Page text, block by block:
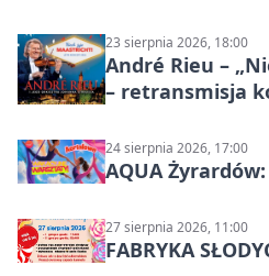
23 sierpnia 2026, 18:00
André Rieu –
– retransmisja
24 sierpnia 2026, 17:00
AQUA
27 sierpnia 2026, 11:00
FABRYKA